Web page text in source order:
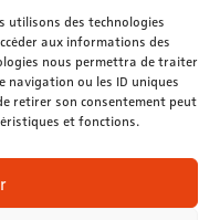
utilisons des technologies
aux informations des
nous permettra de traiter
navigation ou les ID uniques
retirer son consentement peut
et fonctions.
- 00h
01